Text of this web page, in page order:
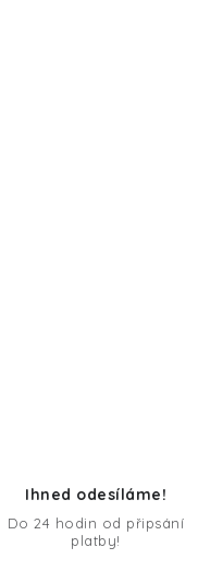
Ihned odesíláme!
Do 24 hodin od připsání
platby!